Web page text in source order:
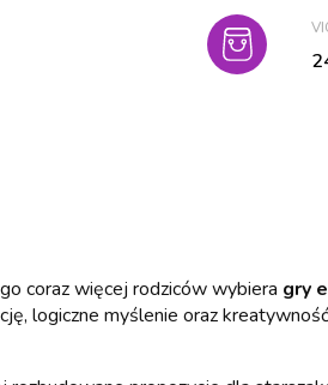
coraz więcej rodziców wybiera gry
logiczne myślenie oraz